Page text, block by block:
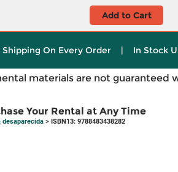
Add to Cart
Shipping On Every Order | In Stock
materials are not guaranteed
Your Rental at Any Time
> ISBN13: 9788483438282